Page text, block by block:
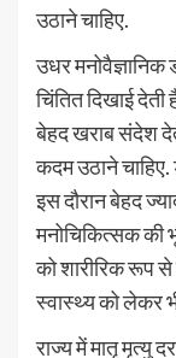
उठाने चाहिए.
उधर
चिंतित दिखाई
बेहद खराब संदेश
कदम उठाने
इस दौरान बेहद
मनोचिकित्सक की
को शारीरिक रूप
स्वास्थ्य को लेकर
राज्य में मातृ मृत्यु